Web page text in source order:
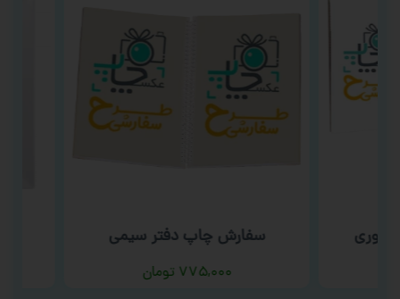
سفارش چاپ دفتر سیمی
۷۷۵,۰۰۰تومان